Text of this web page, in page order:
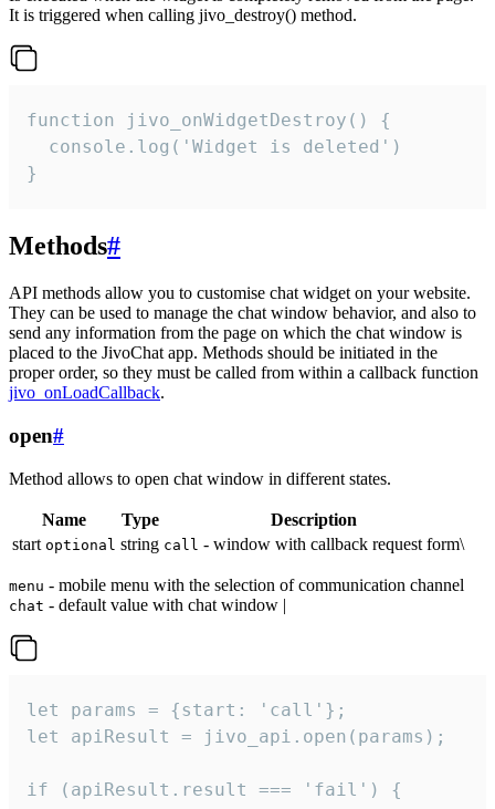
It is triggered when calling jivo_destroy() method.
function jivo_onWidgetDestroy() {
  console.log('Widget is deleted')
}
Methods#
API methods allow you to customise chat widget on your website.
They can be used to manage the chat window behavior, and also to
send any information from the page on which the chat window is
placed to the JivoChat app. Methods should be initiated in the
proper order, so they must be called from within a callback function
jivo_onLoadCallback.
open#
Method allows to open chat window in different states.
Name Type
Description
start optional string call - window with callback request form\
menu - mobile menu with the selection of communication channel
chat - default value with chat window |
let params = {start: 'call'};
let apiResult = jivo_api.open(params);
if (apiResult.result === 'fail') {